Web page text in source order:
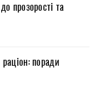
прозорості та
поради